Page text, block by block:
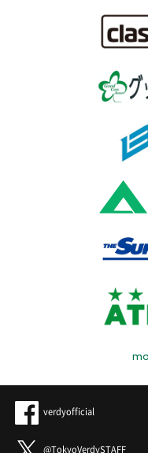
verdyofficial
@TokyoVerdySTAFF